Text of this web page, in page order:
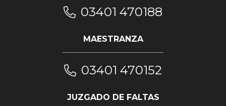
03401 470188
MAESTRANZA
03401 470152
JUZGADO DE FALTAS